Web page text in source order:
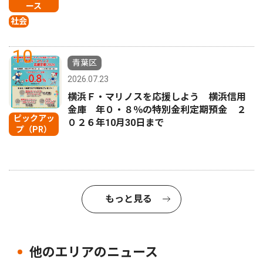
ース
社会
10
ピックアッ
プ（PR）
青葉区
2026.07.23
横浜Ｆ・マリノスを応援しよう 横浜信用
金庫 年０・８％の特別金利定期預金 ２
０２６年10月30日まで
もっと見る
他のエリアのニュース